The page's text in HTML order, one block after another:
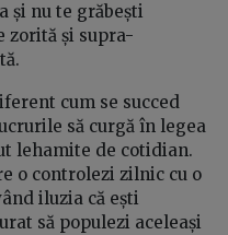
și nu te grăbești
zorită și supra-
cum se succed
să curgă în legea
lehamite de cotidian.
o controlezi zilnic cu o
iluzia că ești
să populezi aceleași